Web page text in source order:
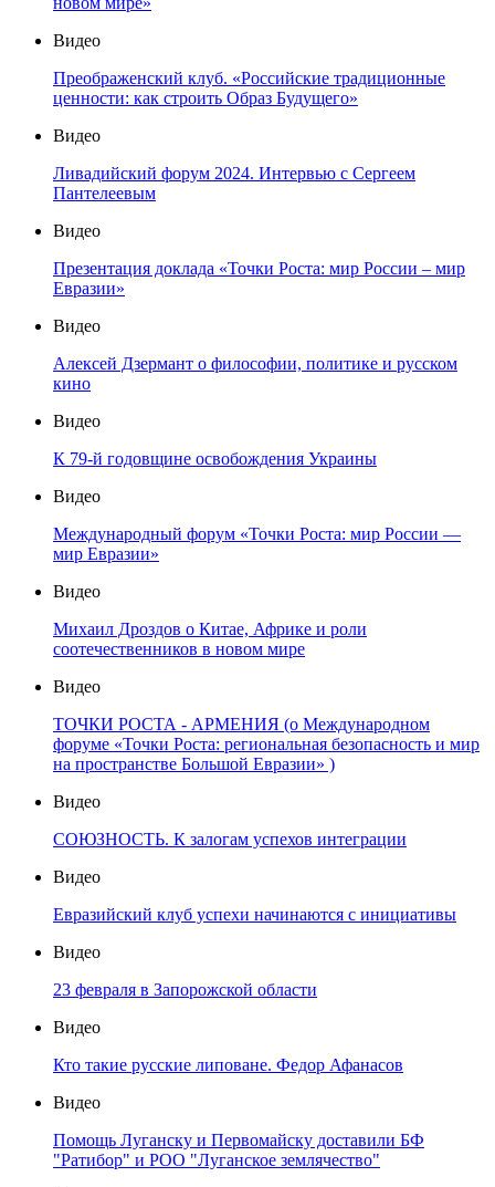
Видео
Преображенский клуб. «Российские традиционные
ценности: как строить Образ Будущего»
Видео
Ливадийский форум 2024. Интервью с Сергеем
Пантелеевым
Видео
Презентация доклада «Точки Роста: мир России – мир
Евразии»
Видео
Алексей Дзермант о философии, политике и русском
кино
Видео
К 79-й годовщине освобождения Украины
Видео
Международный форум «Точки Роста: мир России —
мир Евразии»
Видео
Михаил Дроздов о Китае, Африке и роли
соотечественников в новом мире
Видео
ТОЧКИ РОСТА - АРМЕНИЯ (о Международном
форуме «Точки Роста: региональная безопасность и мир
на пространстве Большой Евразии» )
Видео
СОЮЗНОСТЬ. К залогам успехов интеграции
Видео
Евразийский клуб успехи начинаются с инициативы
Видео
23 февраля в Запорожской области
Видео
Кто такие русские липоване. Федор Афанасов
Видео
Помощь Луганску и Первомайску доставили БФ
"Ратибор" и РОО "Луганское землячество"